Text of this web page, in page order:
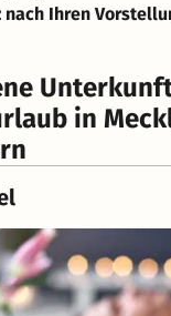
nach Ihren
in